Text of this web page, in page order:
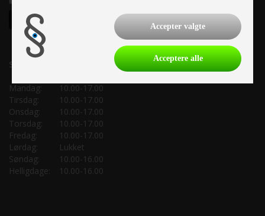
Salgsafdeling:
Mandag:
10.00-17.00
Tirsdag:
10.00-17.00
Onsdag:
10.00-17.00
Torsdag:
10.00-17.00
Fredag:
10.00-17.00
Lørdag:
Lukket
Søndag:
10.00-16.00
Helligdage:
10.00-16.00
Accepter valgte
Acceptere alle